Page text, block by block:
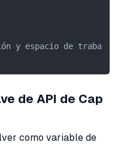
y espacio de trabajo
de API de Cap
como variable de